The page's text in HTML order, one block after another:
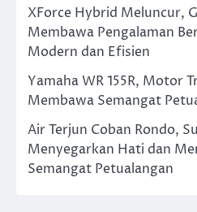
XForce Hybrid Meluncur,
Membawa Pengalaman
Modern dan Efisien
Yamaha WR 155R, Motor
Membawa Semangat
Air Terjun Coban Rondo,
Menyegarkan Hati dan
Semangat Petualangan